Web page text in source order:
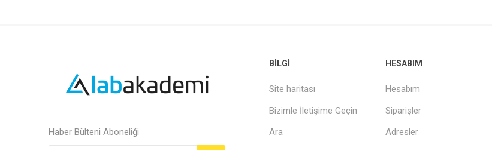
Haber Bülteni Aboneliği
BILGI
Site haritası
Bizimle İletişime Geçin
Ara
HESABIM
Hesabım
Siparişler
Adresler